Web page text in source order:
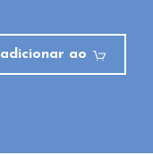
adicionar ao